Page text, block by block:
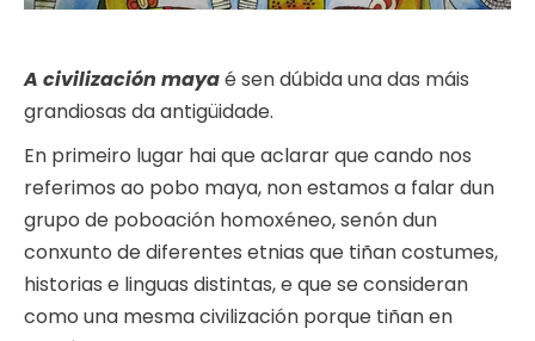
A civilización mayaé sen dúbida una das máis
grandiosas da antigüidade.
En primeiro lugar hai que aclarar que cando nos
referimos ao pobo maya, non estamos a falar dun
grupo de poboación homoxéneo, senón dun
conxunto de diferentes etnias que tiñan costumes,
historias e linguas distintas, e que se consideran
como una mesma civilización porque tiñan en